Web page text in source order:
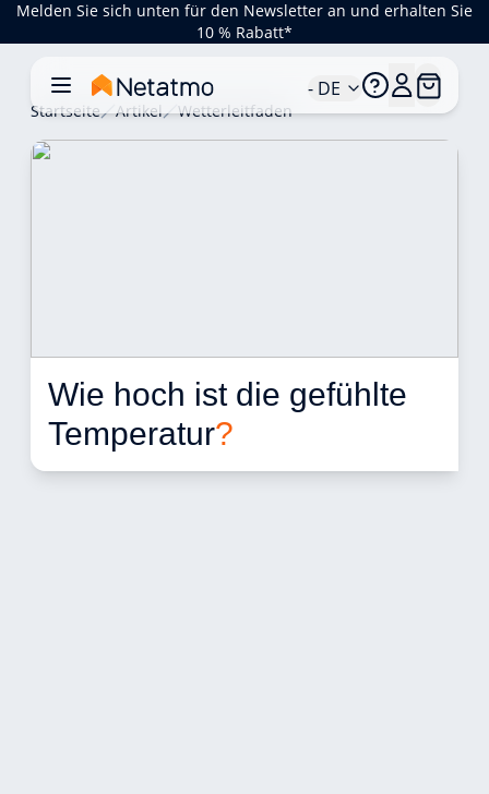
Melden Sie sich unten für den Newsletter an und erhalten Sie
10 % Rabatt*
- DE
Startseite Artikel Wetterleitfaden
Wie hoch ist die gefühlte
Temperatur?